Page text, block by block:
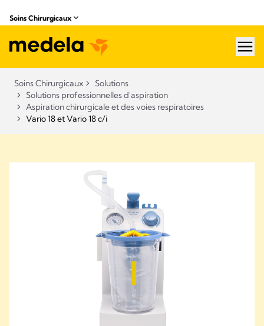
Soins Chirurgicaux
Soins Chirurgicaux
Solutions
Solutions professionnelles d'aspiration
Aspiration chirurgicale et des voies respiratoires
Vario 18 et Vario 18 c/i